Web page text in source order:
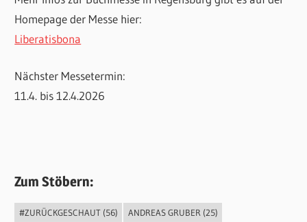
Homepage der Messe hier:
Liberatisbona
Nächster Messetermin:
11.4. bis 12.4.2026
Zum Stöbern:
#ZURÜCKGESCHAUT(56) ANDREAS GRUBER (25)